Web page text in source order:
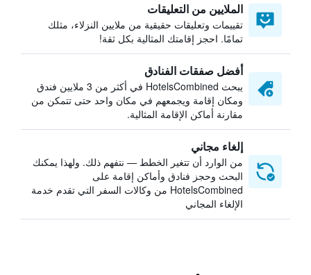
الملايين من التعليقات
تقييمات وتعليقات حقيقية من ملايين النزلاء، مثلك
تمامًا. احجز إقامتك المثالية بكل ثقة!
أفضل صفقات الفنادق
يبحث HotelsCombined في أكثر من 3 ملايين فندق
ومكان إقامة ويجمعهم في مكان واحد حتى تتمكن من
مقارنة أماكن الإقامة المثالية.
إلغاء مجاني
من الوارد أن تتغير الخطط — نتفهم ذلك. ولهذا يمكنك
البحث وحجز فنادق وأماكن إقامة على
HotelsCombined من وكالات السفر التي تقدم خدمة
الإلغاء المجاني